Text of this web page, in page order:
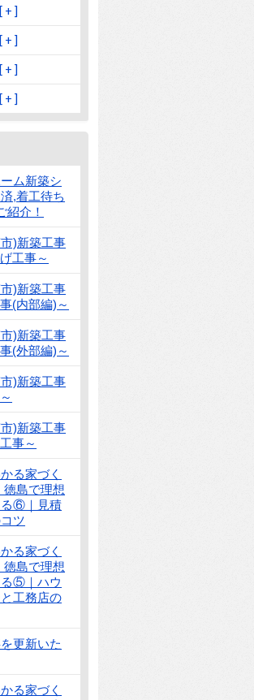
ム新築シ
,着工待ち
紹介！
)新築工事
工事～
)新築工事
(内部編)～
)新築工事
(外部編)～
)新築工事
)新築工事
事～
る家づく
徳島で理想
る⑥｜見積
ツ
る家づく
徳島で理想
⑤｜ハウ
工務店の
更新いた
る家づく